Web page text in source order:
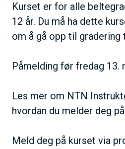
Kurset er for alle
12 år. Du må ha dette
om å gå opp til gradering
Påmelding før fredag 13.
Les mer om NTN
hvordan du melder deg
Meld deg på kurset via